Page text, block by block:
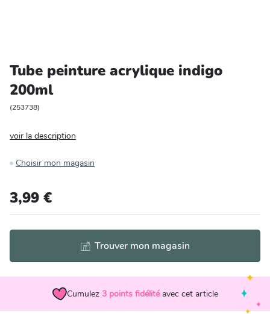
Bricolage et auto
Jardin et plein air
Tube peinture acrylique indigo
200ml
(253738)
voir la description
Choisir mon magasin
3,99 €
Trouver mon magasin
Cumulez 3 points fidélité avec cet article